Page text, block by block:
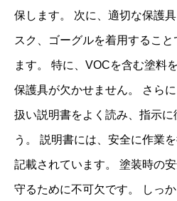
保します。 次に、適切な保護
スク、ゴーグルを着用するこ
ます。 特に、VOCを含む塗料
保護具が欠かせません。 さら
扱い説明書をよく読み、指示に
う。 説明書には、安全に作業
記載されています。 塗装時の
守るために不可欠です。 しっ